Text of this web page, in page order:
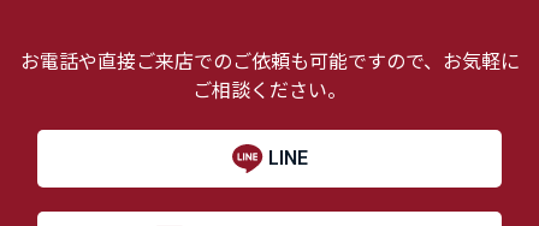
お電話や直接ご来店でのご依頼も可能ですので、お気軽に
ご相談ください。
LINE